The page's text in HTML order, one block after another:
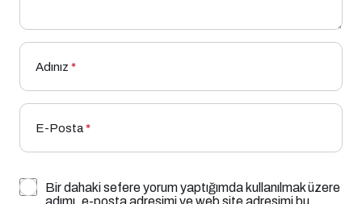
Adınız *
E-Posta*
Bir dahaki sefere yorum yaptığımda kullanılmak üzere
adımı, e-posta adresimi ve web site adresimi bu